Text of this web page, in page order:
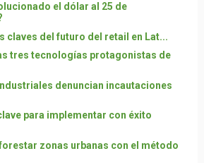
el dólar al 25 de
claves del futuro del retail en Lat...
tres tecnologías protagonistas de
denuncian incautaciones
para implementar con éxito
zonas urbanas con el método